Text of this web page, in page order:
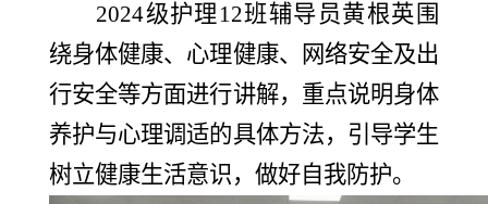
2024级护理12班辅导员黄根英围
绕身体健康、心理健康、网络安全及出
行安全等方面进行讲解，重点说明身体
养护与心理调适的具体方法，引导学生
树立健康生活意识，做好自我防护。